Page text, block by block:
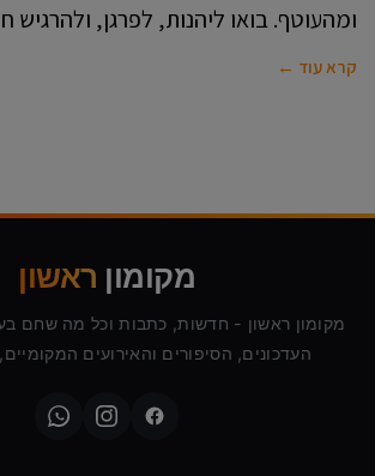
ומהעוטף. בואו ליהנות, לפרגן,
קרא עוד ←
מקומון ראשון
מקומון ראשון - חדשות, כתבות וכל מה שחם
העדכונים, הסיפורים והאירועים